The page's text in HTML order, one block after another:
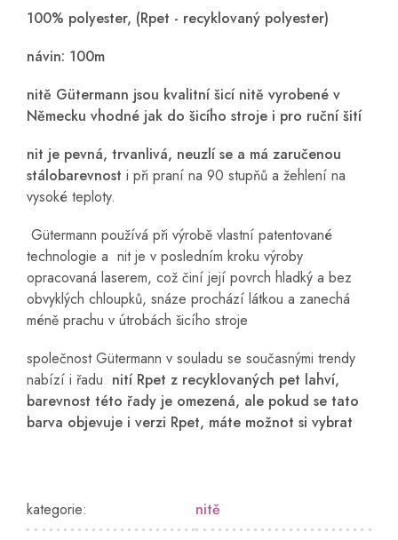
100% polyester, (Rpet - recyklovaný polyester)
návin: 100m
nitě Gütermann jsou kvalitní šicí nitě vyrobené v
Německu vhodné jak do šicího stroje i pro ruční šití
nit je pevná, trvanlivá, neuzlí se a má zaručenou
stálobarevnost i při praní na 90 stupňů a žehlení na
vysoké teploty.
Gütermann používá při výrobě vlastní patentované
technologie a nit je v posledním kroku výroby
opracovaná laserem, což činí její povrch hladký a bez
obvyklých chloupků, snáze prochází látkou a zanechá
méně prachu v útrobách šicího stroje
společnost Gütermann v souladu se současnými trendy
nabízí i řadu nití Rpet z recyklovaných pet lahví,
barevnost této řady je omezená, ale pokud se tato
barva objevuje i verzi Rpet, máte možnot si vybrat
kategorie: nitě